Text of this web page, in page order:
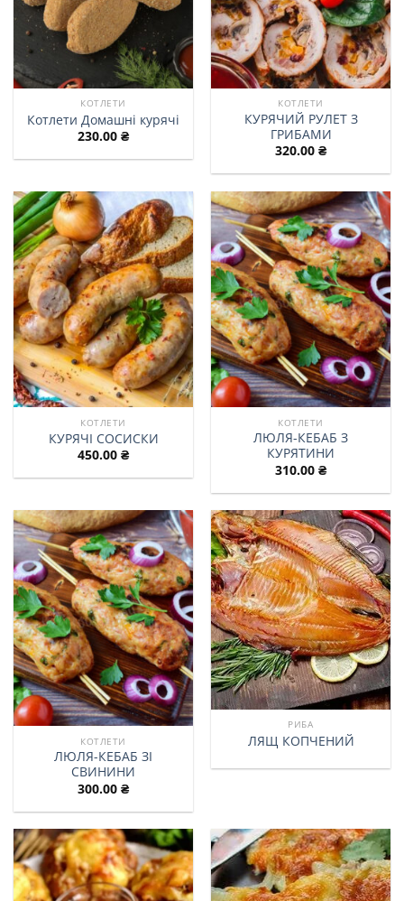
КОТЛЕТИ
Котлети Домашні курячі
230.00 ₴
КОТЛЕТИ
КУРЯЧИЙ РУЛЕТ З
ГРИБАМИ
320.00 ₴
КОТЛЕТИ
КУРЯЧІ СОСИСКИ
450.00 ₴
КОТЛЕТИ
ЛЮЛЯ-КЕБАБ З
КУРЯТИНИ
310.00 ₴
КОТЛЕТИ
ЛЮЛЯ-КЕБАБ ЗІ
СВИНИНИ
300.00 ₴
РИБА
ЛЯЩ КОПЧЕНИЙ